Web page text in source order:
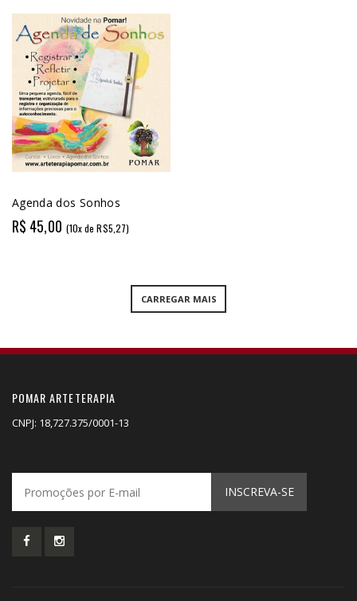
Agenda dos Sonhos
R$ 45,00 (10x de R$5,27)
CARREGAR MAIS
POMAR ARTETERAPIA
CNPJ: 18,727.375/0001-13
INSCREVA-SE